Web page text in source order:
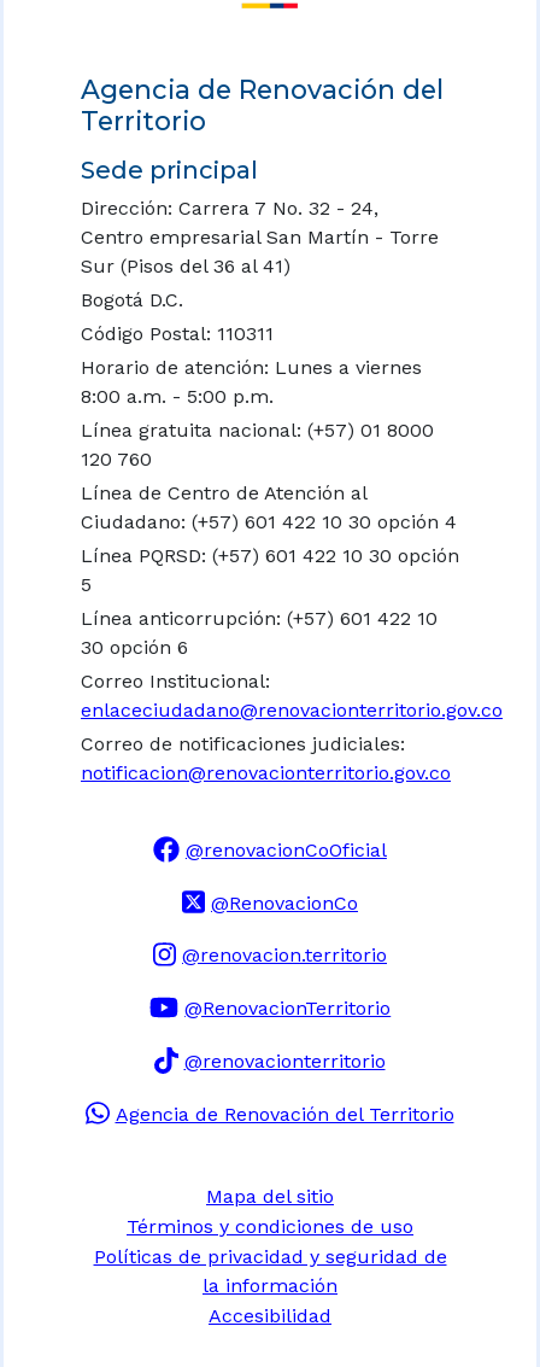
Agencia de Renovación del
Territorio
Sede principal
Dirección: Carrera 7 No. 32 - 24,
Centro empresarial San Martín - Torre
Sur (Pisos del 36 al 41)
Bogotá D.C.
Código Postal: 110311
Horario de atención: Lunes a viernes
8:00 a.m. - 5:00 p.m.
Línea gratuita nacional: (+57) 01 8000
120 760
Línea de Centro de Atención al
Ciudadano: (+57) 601 422 10 30 opción 4
Línea PQRSD: (+57) 601 422 10 30 opción
5
Línea anticorrupción: (+57) 601 422 10
30 opción 6
Correo Institucional:
enlaceciudadano@renovacionterritorio.gov.co
Correo de notificaciones judiciales:
notificacion@renovacionterritorio.gov.co
@renovacionCoOficial
@RenovacionCo
@renovacion.territorio
@RenovacionTerritorio
@renovacionterritorio
Agencia de Renovación del Territorio
Mapa del sitio
Términos y condiciones de uso
Políticas de privacidad y seguridad de
la información
Accesibilidad